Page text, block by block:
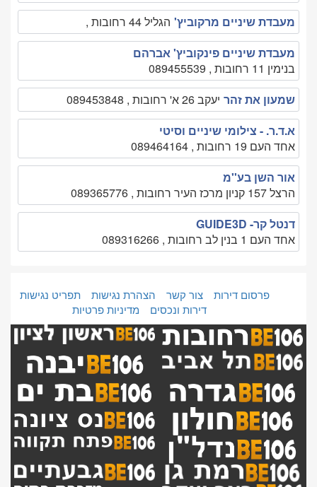
מעבדת שיניים מרקוביץ' הגליל 44 רחובות ,
מעבדת שיניים פינקוביץ' אברהם
בנימין 11 רחובות , 089455539
שמעון את זהר יעקב 26 א' רחובות , 089453848
א.ד.ר. - צילומי שיניים וסיטי
אחד העם 19 רחובות , 089464164
אור השן בע''מ
הרצל 157 קניון מרכז העיר רחובות , 089365776
דנטל קר- GUIDE3D
אחד העם 1 בנין לב רחובות , 089316266
פרסום דירות צור קשר הצהרת נגישות
תפריט נגישות
דירות ונכסים
מדיניות פרטיות